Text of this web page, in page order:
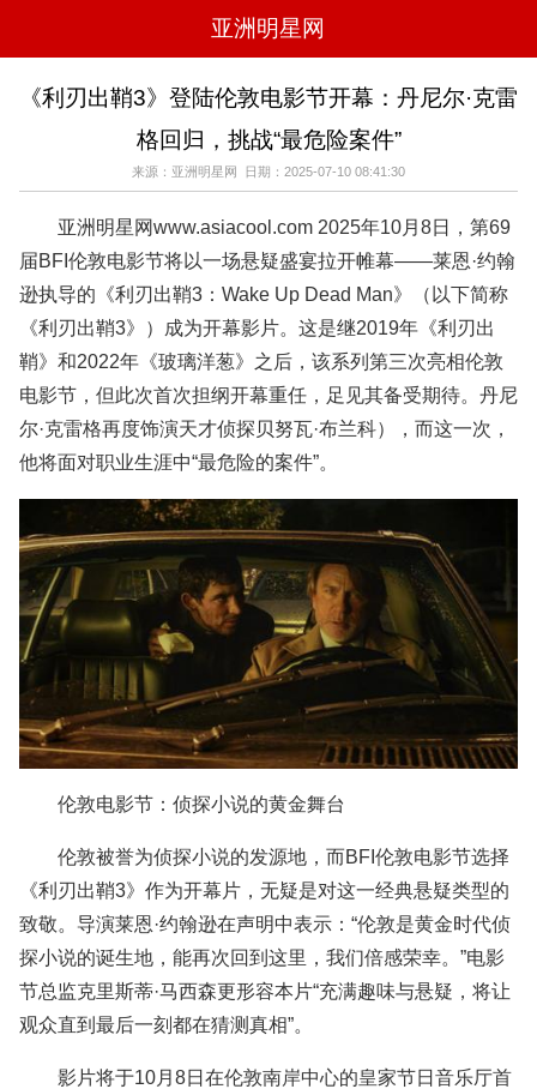
亚洲明星网
电视 综艺
音乐
时尚
八卦 华人男明星
华人女明星
韩国男明星 日本男明星
欧美男明星 泰国女明星
《利刃出鞘3》登陆伦敦电影节开幕：丹尼尔·克雷
格回归，挑战“最危险案件”
来源：亚洲明星网 日期：2025-07-10 08:41:30
亚洲明星网www.asiacool.com 2025年10月8日，第69
届BFI伦敦电影节将以一场悬疑盛宴拉开帷幕——莱恩·约翰
逊执导的《利刃出鞘3：Wake Up Dead Man》（以下简称
《利刃出鞘3》）成为开幕影片。这是继2019年《利刃出
鞘》和2022年《玻璃洋葱》之后，该系列第三次亮相伦敦
电影节，但此次首次担纲开幕重任，足见其备受期待。丹尼
尔·克雷格再度饰演天才侦探贝努瓦·布兰科），而这一次，
他将面对职业生涯中“最危险的案件”。
伦敦电影节：侦探小说的黄金舞台
伦敦被誉为侦探小说的发源地，而BFI伦敦电影节选择
《利刃出鞘3》作为开幕片，无疑是对这一经典悬疑类型的
致敬。导演莱恩·约翰逊在声明中表示：“伦敦是黄金时代侦
探小说的诞生地，能再次回到这里，我们倍感荣幸。”电影
节总监克里斯蒂·马西森更形容本片“充满趣味与悬疑，将让
观众直到最后一刻都在猜测真相”。
影片将于10月8日在伦敦南岸中心的皇家节日音乐厅首